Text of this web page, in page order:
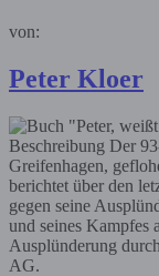
von:
Peter Kloer
Beschreibung Der
Greifenhagen,
berichtet über den
gegen seine
und seines Kampfes
Ausplünderung
AG.